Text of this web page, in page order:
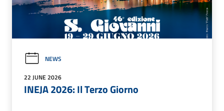
NEWS
22 JUNE 2026
INEJA 2026: Il Terzo Giorno